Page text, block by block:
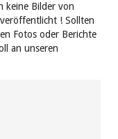
keine Bilder von
! Sollten
Fotos oder Berichte
an unseren